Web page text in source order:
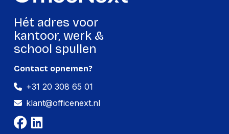
Verpakking
Per stuk
Hoeveelheid:
Breedte:
Hoogte:
Lengte:
Gewicht:
Hét adres voor
kantoor, werk &
school spullen
Contact opnemen?
+31 20 308 65 01
klant@officenext.nl